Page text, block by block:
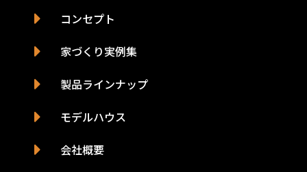
コンセプト
家づくり実例集
製品ラインナップ
モデルハウス
会社概要